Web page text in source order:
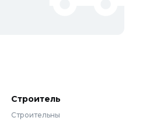
Строительные материалы
Строительные смеси